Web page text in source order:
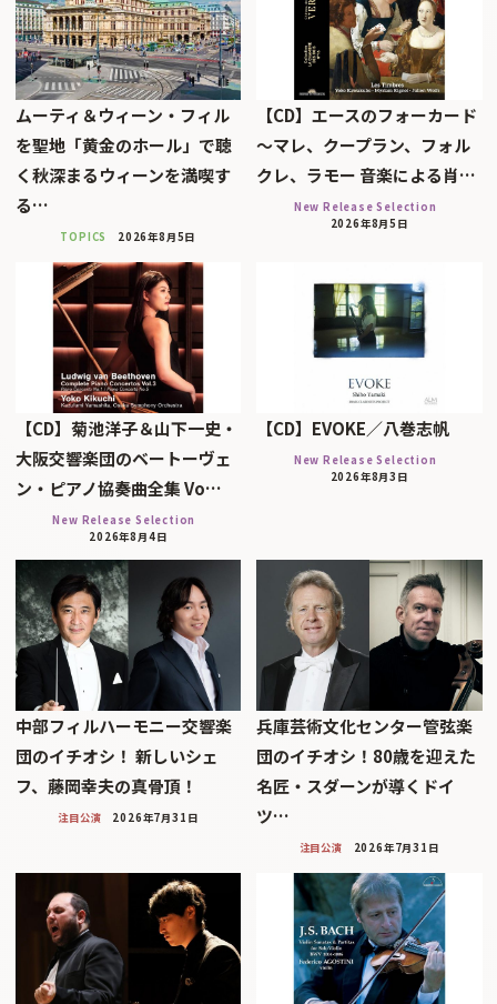
ムーティ＆ウィーン・フィル
を聖地「黄金のホール」で聴
く秋深まるウィーンを満喫す
る…
TOPICS 2026年8月5日
【CD】エースのフォーカード
～マレ、クープラン、フォル
クレ、ラモー 音楽による肖…
New Release Selection
2026年8月5日
【CD】菊池洋子＆山下一史・
大阪交響楽団のベートーヴェ
ン・ピアノ協奏曲全集 Vo…
New Release Selection
2026年8月4日
【CD】EVOKE／八巻志帆
New Release Selection
2026年8月3日
中部フィルハーモニー交響楽
団のイチオシ！ 新しいシェ
フ、藤岡幸夫の真骨頂！
注目公演 2026年7月31日
兵庫芸術文化センター管弦楽
団のイチオシ！80歳を迎えた
名匠・スダーンが導くドイ
ツ…
注目公演 2026年7月31日